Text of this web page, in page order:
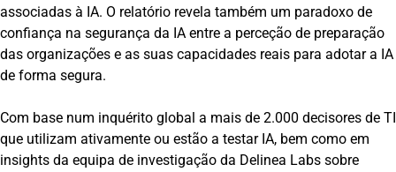
associadas à IA. O relatório revela também um paradoxo de
confiança na segurança da IA entre a perceção de preparação
das organizações e as suas capacidades reais para adotar a IA
de forma segura.
Com base num inquérito global a mais de 2.000 decisores de TI
que utilizam ativamente ou estão a testar IA, bem como em
insights da equipa de investigação da Delinea Labs sobre